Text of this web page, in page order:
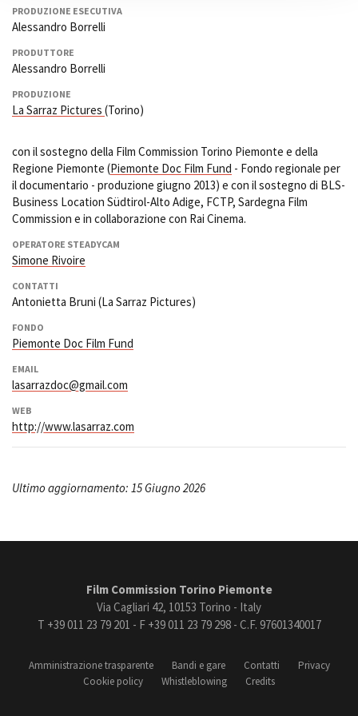
PRODUZIONE ESECUTIVA
Alessandro Borrelli
PRODUTTORE
Alessandro Borrelli
PRODUZIONE
La Sarraz Pictures (Torino)
con il sostegno della Film Commission Torino Piemonte e della
Regione Piemonte (Piemonte Doc Film Fund - Fondo regionale per
il documentario - produzione giugno 2013) e con il sostegno di BLS-
Business Location Südtirol-Alto Adige, FCTP, Sardegna Film
Commission e in collaborazione con Rai Cinema.
OPERATORE STEADYCAM
Simone Rivoire
CONTATTI
Antonietta Bruni (La Sarraz Pictures)
FONDO
Piemonte Doc Film Fund
EMAIL
lasarrazdoc@gmail.com
WEB
http://www.lasarraz.com
Ultimo aggiornamento: 15 Giugno 2026
Film Commission Torino Piemonte
Via Cagliari 42, 10153 Torino - Italy
T +39 011 23 79 201 - F +39 011 23 79 298 - C.F. 97601340017
Amministrazione trasparente Bandi e gare Contatti
Privacy
Cookie policy
Whistleblowing Credits